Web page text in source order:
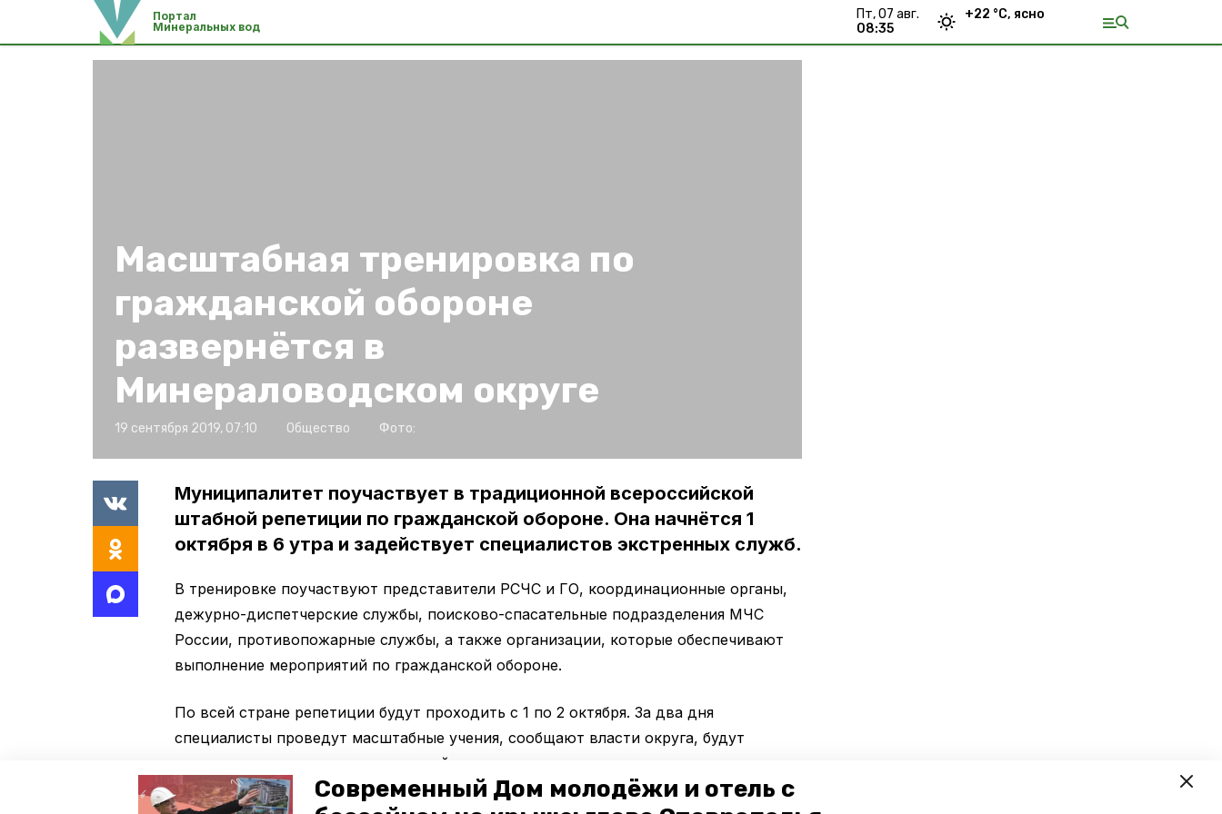
Современный Дом молодёжи и отель с
Портал
Минеральных вод
пт, 07 авг.
08:35
+22 °С, ясно
Масштабная тренировка по
гражданской обороне
развернётся в
Минераловодском округе
19 сентября 2019, 07:10 Общество Фото:
Муниципалитет поучаствует в традиционной всероссийской
штабной репетиции по гражданской обороне. Она начнётся 1
октября в 6 утра и задействует специалистов экстренных служб.
В тренировке поучаствуют представители РСЧС и ГО, координационные органы,
дежурно-диспетчерские службы, поисково-спасательные подразделения МЧС
России, противопожарные службы, а также организации, которые обеспечивают
выполнение мероприятий по гражданской обороне.
По всей стране репетиции будут проходить с 1 по 2 октября. За два дня
специалисты проведут масштабные учения, сообщают власти округа, будут
ликвидировать условную чрезвычайную ситуацию на потенциально опасных
объектах. Также проверят системы оповещения, создадут эвакуационный пункт и